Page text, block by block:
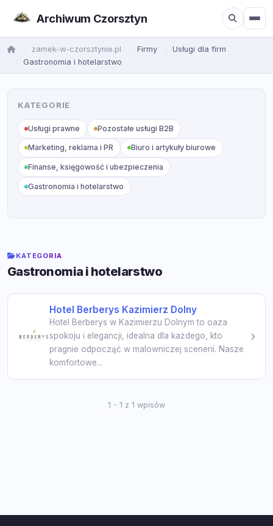
Archiwum Czorsztyn
zamek-w-czorsztynie.pl Firmy
Usługi dla firm
Gastronomia i hotelarstwo
KATEGORIE
Usługi prawne Pozostałe usługi B2B
Marketing, reklama i PR Biuro i artykuły biurowe
Finanse, księgowość i ubezpieczenia
Gastronomia i hotelarstwo
KATEGORIA
Gastronomia i hotelarstwo
Hotel Berberys Kazimierz Dolny
Hotel Berberys w Kazimierzu Dolnym to oaza
spokoju i elegancji, idealna dla każdego, kto
pragnie odpocząć w malowniczej scenerii. Nasze
komfortowe...
1 - 1 z 1 wpisów